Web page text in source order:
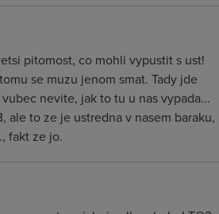
pitomost, co mohli vypustit s ust!
se muzu jenom smat. Tady jde
nevite, jak to tu u nas vypada...
ale to ze je ustredna v nasem baraku,
fakt ze jo.